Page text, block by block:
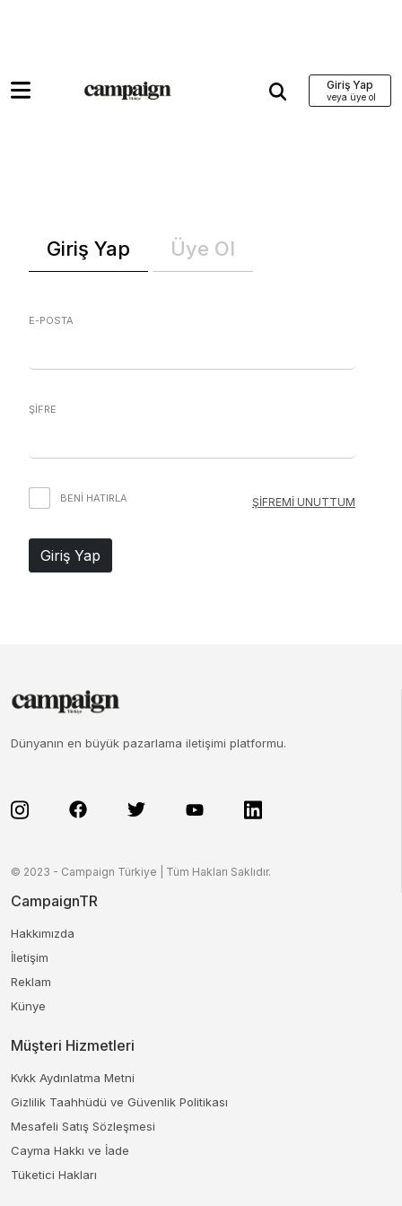
Giriş Yap
Giriş Yap Üye Ol
E-POSTA
ŞİFRE
BENI HATIRLA ŞİFREMİ UNUTTUM
Giriş Yap
Dünyanın en büyük pazarlama iletişimi platformu.
© 2023 - Campaign Türkiye | Tüm Hakları Saklıdır.
CampaignTR
Hakkımızda
İletişim
Reklam
Künye
Müşteri Hizmetleri
Kvkk Aydınlatma Metni
Gizlilik Taahhüdü ve Güvenlik Politikası
Mesafeli Satış Sözleşmesi
Cayma Hakkı ve İade
Tüketici Hakları